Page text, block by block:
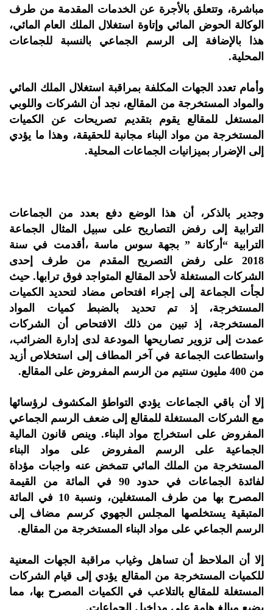
مباشرة، وتتعلق بالأجرة عن الخدمات المقدمة من طرف
الوكالة الحوض المائي وإتاوة استغلال الملك العام المائي،
هذا بالإضافة إلى الرسم الجماعي بالنسبة للجماعات
المحلية.
وأمام تعدد الجهات المكلفة بمراقبة استغلال الملك المائي
والمواد المستخرجة من المقالع، نجد أن الشركات واللوبي
المستغل للمقالع يقوم بتقديم تصريحات عن الكميات
المستخرجة من مواد البناء مجانبة للحقيقة، وهذا ما يؤدي
إلى الإضرار بميزانيات الجماعات المحلية.
وجدير بالذكر، أن هذا الوضع دفع بعدد من الجماعات
الترابية إلى رفض التصاريح على سبيل المثال الجماعة
الترابية “أركانة ” بجهة سوس ماسة ،أقدمت في سنة
2018 على رفض التصريح المقدم من طرف إحدى
الشركات المستغلة لأحد المقالع المتواجد فوق ترابها. حيث
لجأت الجماعة إلى إجراء افتحاص مضاد لتحديد الكميات
المستخرجة، إذ تم تحديد بالضبط كميات المواد
المستخرجة، إذ تبين من ذلك الافتحاص أن الشركات
عمدت إلى تزوير تصاريحها المودعة لدى إدارة الضرائب،
واستطاعت الجماعة في آخر المطاف إلى استخلاص أزيد
من 400 مليون سنتيم من الرسم المفروض على المقالع.
إلا أن باقي الجماعات يؤدي التواطؤ المكشوف لرؤسائها
مع الشركات المستغلة للمقالع إلى ضعف الرسم الجماعي
المفروض على استخراج مواد البناء. وينص قانون المالية
الجماعية على الرسم المفروض على مواد البناء
المستخرجة من الملك المائي تتمخض عنه واجبات مؤداة
لفائدة الجماعات في حدود 90 في المائة من القيمة
المصرح بها من طرف المستغلين، ونسبة 10 في المائة
المتبقية يستخلصها المجلس الجهوي كرسم مضاف إلى
الرسم الجماعي على مواد البناء المستخرجة من المقالع.
إلا أن الملاحظ أن تساهل وغياب مراقبة الجهات المعنية
للكميات المستخرجة من المقالع يؤدي إلى قيام الشركات
المستغلة للمقالع بالتلاعب في الكميات المصرح بها، مما
يضيع مبالغ هامة على مداخيل الجماعات.